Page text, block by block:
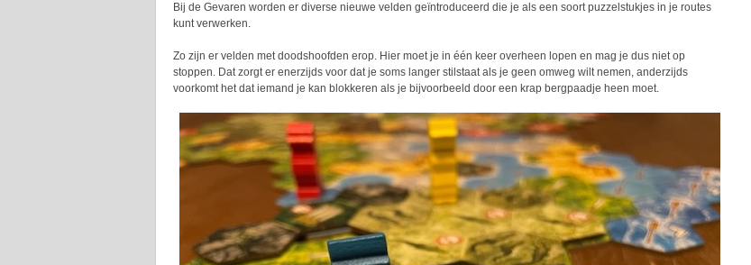
Bij de Gevaren worden er diverse nieuwe velden geïntroduceerd die je als een soort puzzelstukjes in je routes
kunt verwerken.
Zo zijn er velden met doodshoofden erop. Hier moet je in één keer overheen lopen en mag je dus niet op
stoppen. Dat zorgt er enerzijds voor dat je soms langer stilstaat als je geen omweg wilt nemen, anderzijds
voorkomt het dat iemand je kan blokkeren als je bijvoorbeeld door een krap bergpaadje heen moet.